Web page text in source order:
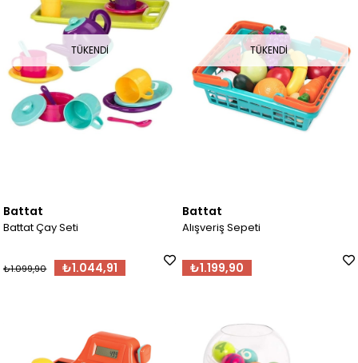
TÜKENDI
Battat
Battat Çay Seti
₺1.044,91
₺1.099,90
TÜKENDI
Battat
Alışveriş Sepeti
₺1.199,90